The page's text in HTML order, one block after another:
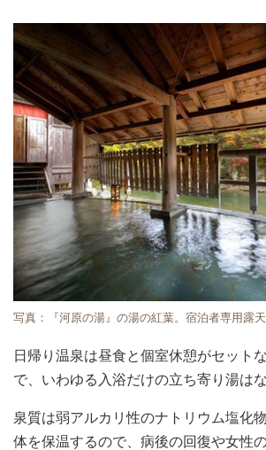
写真：『河原の湯』の湯の紅葉。宿泊者専用露天
日帰り温泉は昼食と個室休憩がセット
で、いわゆる入浴だけの立ち寄り湯は
泉質は弱アルカリ性のナトリウム塩化
体を保温するので、病後の回復や女性